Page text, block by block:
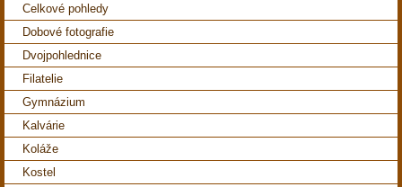
Celkové pohledy
Dobové fotografie
Dvojpohlednice
Filatelie
Gymnázium
Kalvárie
Koláže
Kostel